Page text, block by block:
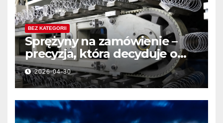
BEZ KATEGORII
Sprężyny na zamówienie –
precyzja, która decyduje o
jakości produktu
2026-04-30